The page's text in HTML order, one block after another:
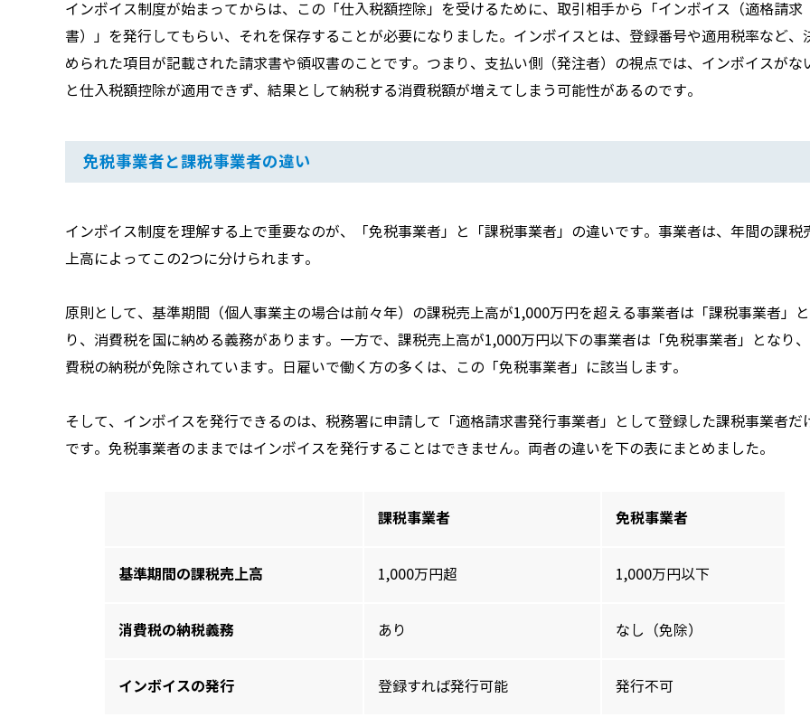
インボイス制度が始まってからは、この「仕入税額控除」を受けるために、取引相手から「インボイス（適格請求
書）」を発行してもらい、それを保存することが必要になりました。インボイスとは、登録番号や適用税率など、
められた項目が記載された請求書や領収書のことです。つまり、支払い側（発注者）の視点では、インボイスがな
と仕入税額控除が適用できず、結果として納税する消費税額が増えてしまう可能性があるのです。
免税事業者と課税事業者の違い
インボイス制度を理解する上で重要なのが、「免税事業者」と「課税事業者」の違いです。事業者は、年間の課税
上高によってこの2つに分けられます。
原則として、基準期間（個人事業主の場合は前々年）の課税売上高が1,000万円を超える事業者は「課税事業者」
り、消費税を国に納める義務があります。一方で、課税売上高が1,000万円以下の事業者は「免税事業者」となり
費税の納税が免除されています。日雇いで働く方の多くは、この「免税事業者」に該当します。
そして、インボイスを発行できるのは、税務署に申請して「適格請求書発行事業者」として登録した課税事業者だ
です。免税事業者のままではインボイスを発行することはできません。両者の違いを下の表にまとめました。
課税事業者 免税事業者
基準期間の課税売上高 1,000万円超 1,000万円以下
消費税の納税義務 あり なし（免除）
インボイスの発行 登録すれば発行可能 発行不可